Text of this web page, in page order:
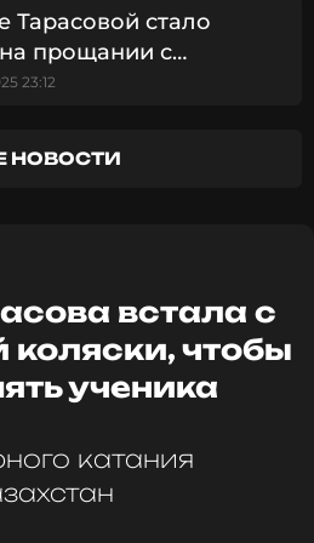
Хоменковым.
в Телеграме, чтобы
Тарасовой стало
прощании с
Миттой
23:12
НОВОСТИ
встала с
чтобы
ученика
катания